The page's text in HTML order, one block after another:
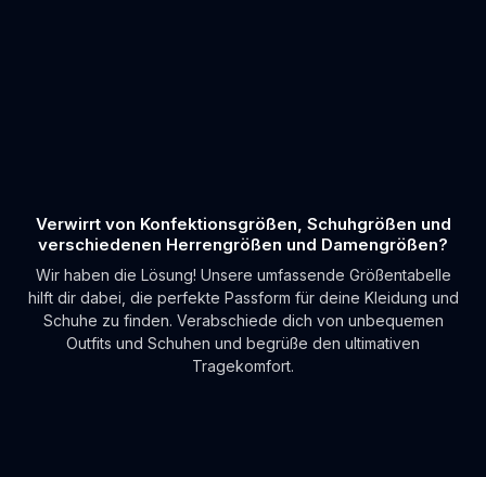
Verwirrt von Konfektionsgrößen, Schuhgrößen und
verschiedenen Herrengrößen und Damengrößen?
Wir haben die Lösung! Unsere umfassende Größentabelle
hilft dir dabei, die perfekte Passform für deine Kleidung und
Schuhe zu finden. Verabschiede dich von unbequemen
Outfits und Schuhen und begrüße den ultimativen
Tragekomfort.